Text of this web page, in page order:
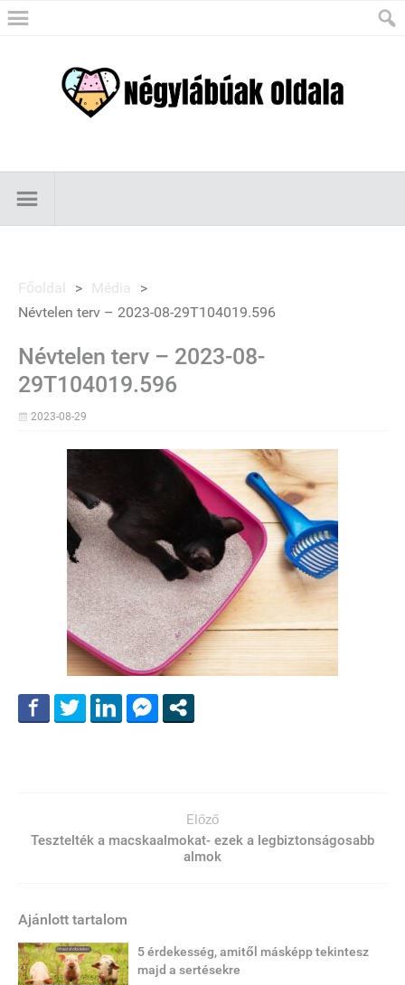
Főoldal > Média
>
Névtelen terv – 2023-08-29T104019.596
Névtelen terv – 2023-08-
29T104019.596
2023-08-29
Előző
Tesztelték a macskaalmokat- ezek a legbiztonságosabb
almok
Ajánlott tartalom
5 érdekesség, amitől másképp tekintesz
majd a sertésekre